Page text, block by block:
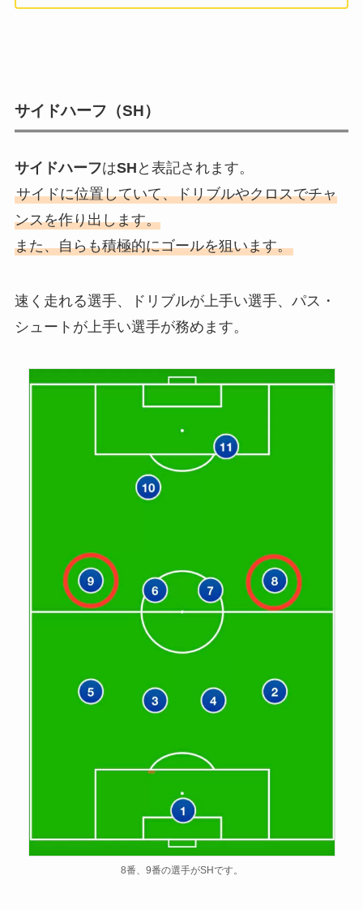
サイドハーフ（SH）
サイドハーフはSH と表記されます。
サイドに位置していて、ドリブルやクロスでチャ
ンスを作り出します。
また、自らも積極的にゴールを狙います。
速く走れる選手、ドリブルが上手い選手、パス・
シュートが上手い選手が務めます。
8番、9番の選手がSHです。